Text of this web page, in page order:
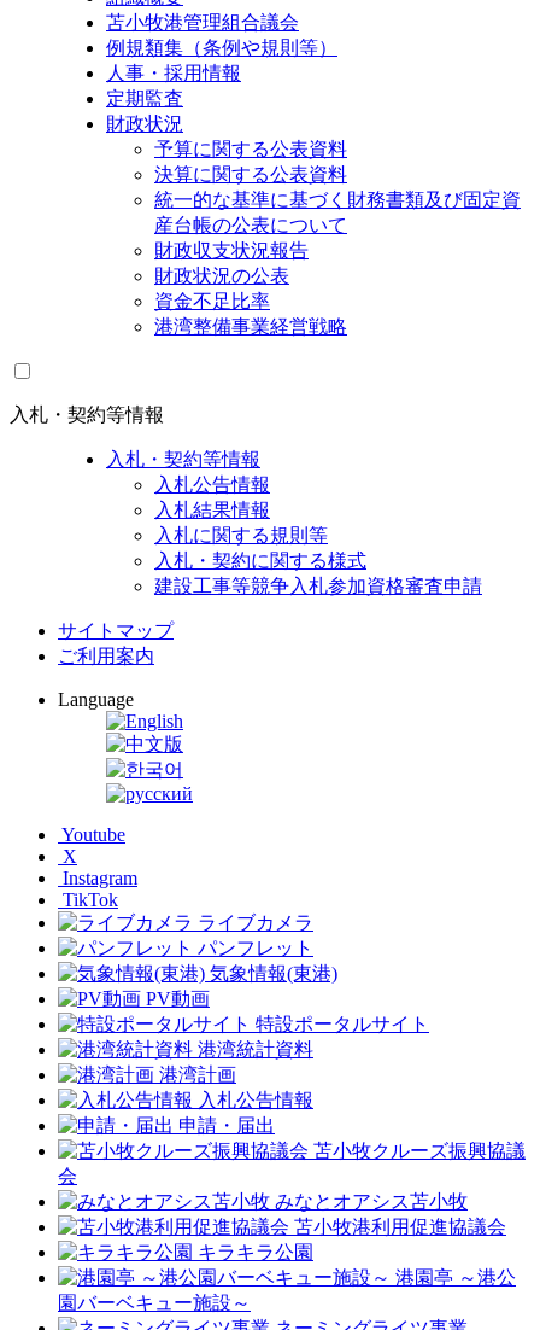
苫小牧港管理組合議会
例規類集（条例や規則等）
人事・採用情報
定期監査
財政状況
予算に関する公表資料
決算に関する公表資料
統一的な基準に基づく財務書類及び固定資
産台帳の公表について
財政収支状況報告
財政状況の公表
資金不足比率
港湾整備事業経営戦略
入札・契約等情報
入札・契約等情報
入札公告情報
入札結果情報
入札に関する規則等
入札・契約に関する様式
建設工事等競争入札参加資格審査申請
サイトマップ
ご利用案内
Language
Youtube
X
Instagram
TikTok
ライブカメラ
パンフレット
気象情報(東港)
PV動画
特設ポータルサイト
港湾統計資料
港湾計画
入札公告情報
申請・届出
苫小牧クルーズ振興協議
会
みなとオアシス苫小牧
苫小牧港利用促進協議会
キラキラ公園
港園亭 ～港公
園バーベキュー施設～